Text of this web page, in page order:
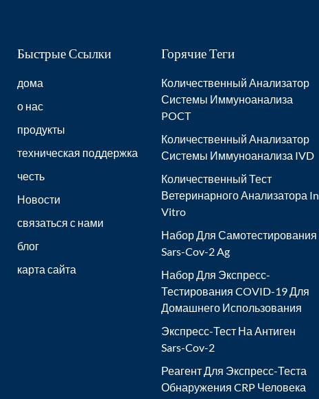
Быстрые Ссылки
дома
о нас
продукты
техническая поддержка
честь
Новости
связаться с нами
блог
карта сайта
Горячие Теги
Количественный Анализатор
Системы Иммуноанализа
POCT
Количественный Анализатор
Системы Иммуноанализа IVD
Количественный Тест
Ветеринарного Анализатора In
Vitro
Набор Для Самотестирования
Sars-Cov-2 Ag
Набор Для Экспресс-
Тестирования COVID-19 Для
Домашнего Использования
Экспресс-Тест На Антиген
Sars-Cov-2
Реагент Для Экспресс-Теста
Обнаружения CRP Человека